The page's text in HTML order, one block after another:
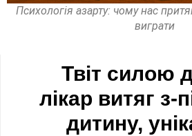
Психологія азарту: чому нас
виграти
Твіт силою
лікар витяг з-
дитину,